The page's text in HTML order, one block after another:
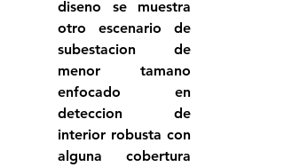
diseno se muestra
otro escenario de
subestacion de
menor tamano
enfocado en
deteccion de
interior robusta con
alguna cobertura